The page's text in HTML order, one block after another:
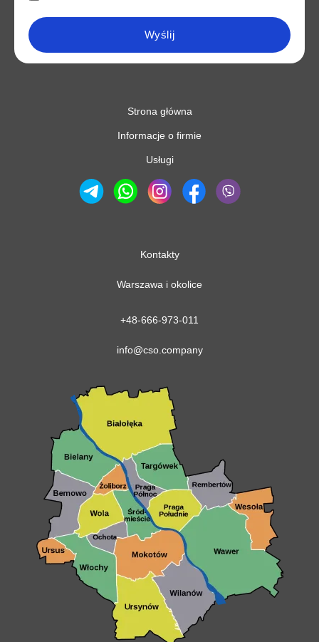
Wyślij
Strona główna
Informacje o firmie
Usługi
Kontakty
Warszawa i okolice
+48-666-973-011
info@cso.company